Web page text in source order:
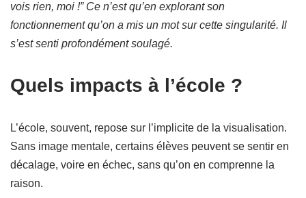
vois rien, moi !” Ce n’est qu’en explorant son
fonctionnement qu’on a mis un mot sur cette singularité. Il
s’est senti profondément soulagé.
Quels impacts à l’école ?
L’école, souvent, repose sur l’implicite de la visualisation.
Sans image mentale, certains élèves peuvent se sentir en
décalage, voire en échec, sans qu’on en comprenne la
raison.